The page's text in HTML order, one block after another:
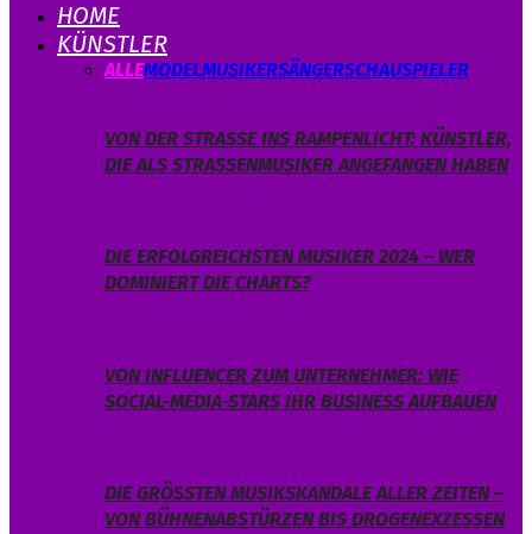
HOME
KÜNSTLER
ALLEMODELMUSIKERSÄNGERSCHAUSPIELER
VON DER STRASSE INS RAMPENLICHT: KÜNSTLER, D
IE ALS STRASSENMUSIKER ANGEFANGEN HABEN
DIE ERFOLGREICHSTEN MUSIKER 2024 – WER
DOMINIERT DIE CHARTS?
VON INFLUENCER ZUM UNTERNEHMER: WIE
SOCIAL-MEDIA-STARS IHR BUSINESS AUFBAUEN
DIE GRÖSSTEN MUSIKSKANDALE ALLER ZEITEN – V
ON BÜHNENABSTÜRZEN BIS DROGENEXZESSEN